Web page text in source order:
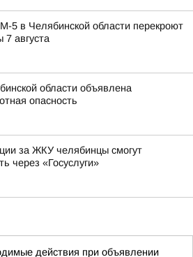
5 в Челябинской области перекроют
августа
области объявлена
опасность
за ЖКУ челябинцы смогут
через «Госуслуги»
действия при объявлении